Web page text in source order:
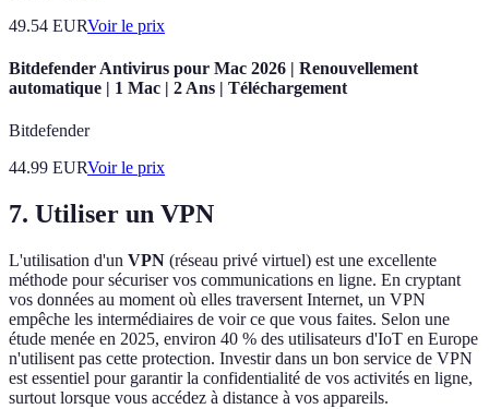
49.54 EURVoir le prix
Bitdefender Antivirus pour Mac 2026 | Renouvellement
automatique | 1 Mac | 2 Ans | Téléchargement
Bitdefender
44.99 EURVoir le prix
7. Utiliser un VPN
L'utilisation d'un VPN (réseau privé virtuel) est une excellente
méthode pour sécuriser vos communications en ligne. En cryptant
vos données au moment où elles traversent Internet, un VPN
empêche les intermédiaires de voir ce que vous faites. Selon une
étude menée en 2025, environ 40 % des utilisateurs d'IoT en Europe
n'utilisent pas cette protection. Investir dans un bon service de VPN
est essentiel pour garantir la confidentialité de vos activités en ligne,
surtout lorsque vous accédez à distance à vos appareils.